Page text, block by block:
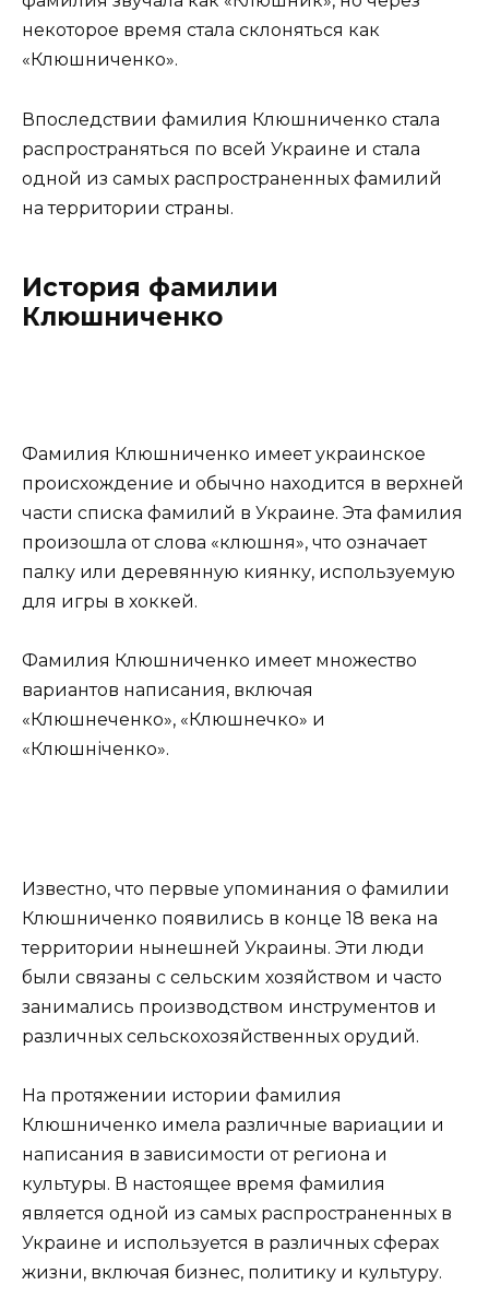
некоторое время стала склоняться как
«Клюшниченко».
Впоследствии фамилия Клюшниченко стала
распространяться по всей Украине и стала
одной из самых распространенных фамилий
на территории страны.
История фамилии
Клюшниченко
Фамилия Клюшниченко имеет украинское
происхождение и обычно находится в верхней
части списка фамилий в Украине. Эта фамилия
произошла от слова «клюшня», что означает
палку или деревянную киянку, используемую
для игры в хоккей.
Фамилия Клюшниченко имеет множество
вариантов написания, включая
«Клюшнеченко», «Клюшнечко» и
«Клюшніченко».
Известно, что первые упоминания о фамилии
Клюшниченко появились в конце 18 века на
территории нынешней Украины. Эти люди
были связаны с сельским хозяйством и часто
занимались производством инструментов и
различных сельскохозяйственных орудий.
На протяжении истории фамилия
Клюшниченко имела различные вариации и
написания в зависимости от региона и
культуры. В настоящее время фамилия
является одной из самых распространенных в
Украине и используется в различных сферах
жизни, включая бизнес, политику и культуру.